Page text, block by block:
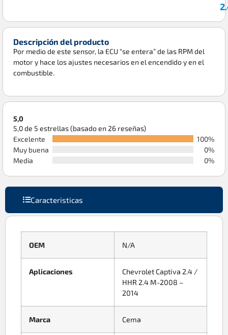
Descripción del producto
Por medio de este sensor, la ECU “se entera” de las RPM del
motor y hace los ajustes necesarios en el encendido y en el
combustible.
5,0
5,0 de 5 estrellas (basado en 26 reseñas)
Excelente
100%
Muy buena
0%
Media
0%
Caracteristicas
OEM N/A
Aplicaciones
Chevrolet Captiva 2.4 /
HHR 2.4 M-2008 –
2014
Marca Cema